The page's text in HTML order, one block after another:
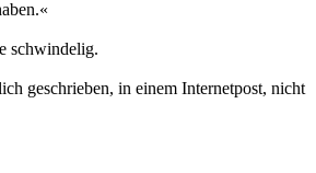
schwindelig.
geschrieben, in einem Internetpost, nicht